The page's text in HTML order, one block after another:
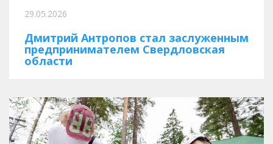
29.05.2026
Дмитрий Антропов стал заслуженным
предпринимателем Свердловская
области